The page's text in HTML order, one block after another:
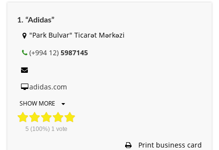
1. “Adidas”
"Park Bulvar" Ticarət Mərkəzi
(+994 12) 5987145
adidas.com
SHOW MORE
5 (100%) 1 vote
Print business card